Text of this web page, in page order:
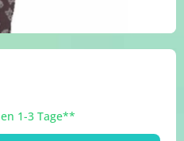
1-3 Tage**